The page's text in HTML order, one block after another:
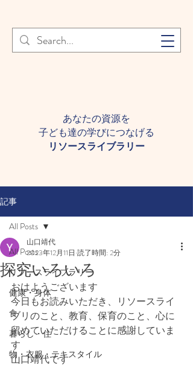
登録者様へ 個人情報の取り扱
いについて Learn More
あなたの資源を
子ども達の学びにつなげる​
​リソースライブラリー
記事
All Posts
リソースライブラリー
健康・身体
食
暮らし・住
物・衣服・テキスタイル
All Posts
探究いろいろ
山口靖代
2023年12月11日 読了時間: 2分
おはようございます
今日もお読みいただき、リソースライ
ブリのこと、教育、保育のこと、心に
留めていただけることに感謝していま
す
山口靖代です